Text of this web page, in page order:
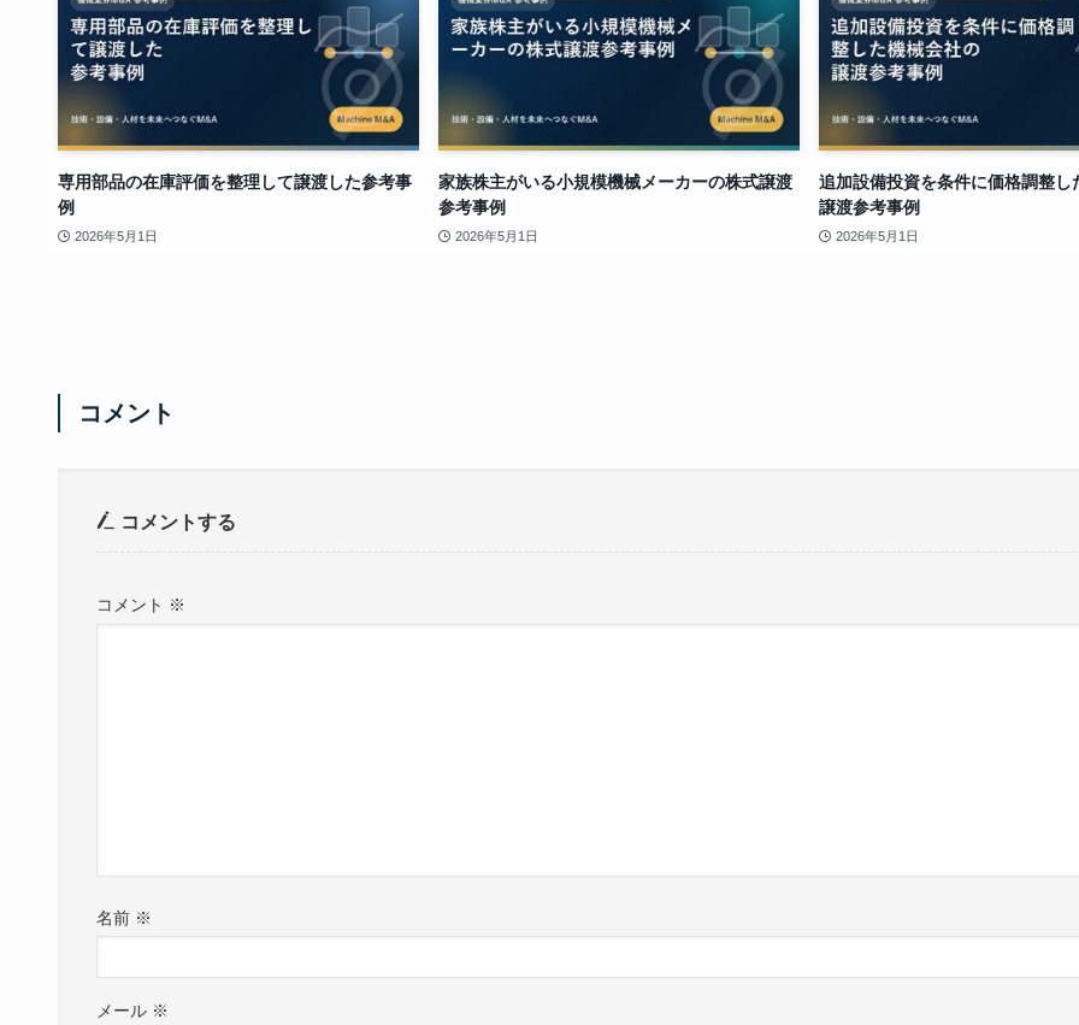
専用部品の在庫評価を整理して譲渡した参考事
例
2026年5月1日
家族株主がいる小規模機械メーカーの株式譲渡
参考事例
2026年5月1日
追加設備投資を条件に価格調整し
譲渡参考事例
2026年5月1日
コメント
コメントする
コメント ※
名前 ※
メール ※